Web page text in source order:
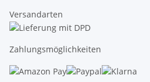
Versandarten
Zahlungsmöglichkeiten